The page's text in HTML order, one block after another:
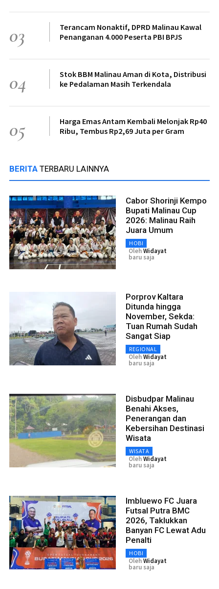
03
Terancam Nonaktif, DPRD Malinau Kawal
Penanganan 4.000 Peserta PBI BPJS
04
Stok BBM Malinau Aman di Kota, Distribusi
ke Pedalaman Masih Terkendala
05
Harga Emas Antam Kembali Melonjak Rp40
Ribu, Tembus Rp2,69 Juta per Gram
BERITA TERBARU LAINNYA
Cabor Shorinji Kempo
Bupati Malinau Cup
2026: Malinau Raih
Juara Umum
HOBI
OlehWidayat
baru saja
Porprov Kaltara
Ditunda hingga
November, Sekda:
Tuan Rumah Sudah
Sangat Siap
REGIONAL
OlehWidayat
baru saja
Disbudpar Malinau
Benahi Akses,
Penerangan dan
Kebersihan Destinasi
Wisata
WISATA
OlehWidayat
baru saja
Imbluewo FC Juara
Futsal Putra BMC
2026, Taklukkan
Banyan FC Lewat Adu
Penalti
HOBI
OlehWidayat
baru saja